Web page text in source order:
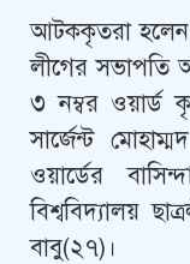
আটককৃতরা হলেন
লীগের সভাপতি
৩ নম্বর ওয়ার্ড
সার্জেন্ট
ওয়ার্ডের
বিশ্ববিদ্যালয়
বাবু(২৭)।